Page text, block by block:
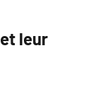
leur